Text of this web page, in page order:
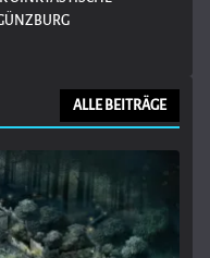
ALLE BEITRÄGE